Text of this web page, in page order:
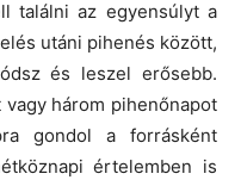
találni az egyensúlyt a
utáni pihenés között,
és leszel erősebb.
három pihenőnapot
gondol a forrásként
értelemben is